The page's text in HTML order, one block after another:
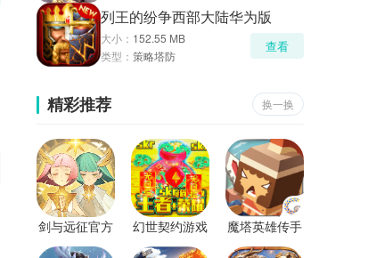
列王的纷争西部大陆华为版
大小： 152.55 MB
类型： 策略塔防
查看
精彩推荐 换一换
剑与远征官方
正版
幻世契约游戏
魔塔英雄传手
机版